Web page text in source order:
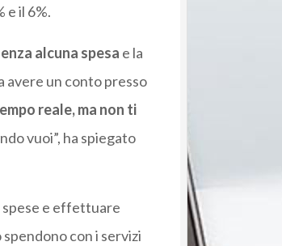
e il 6%.
alcuna spesa e la
avere un conto presso
reale, ma non ti
vuoi”, ha spiegato
spese e effettuare
con i servizi